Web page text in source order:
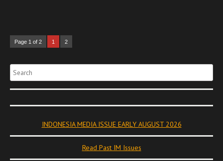
Page 1 of 2 1 2
Search
INDONESIA MEDIA ISSUE EARLY AUGUST 2026
Read Past IM Issues